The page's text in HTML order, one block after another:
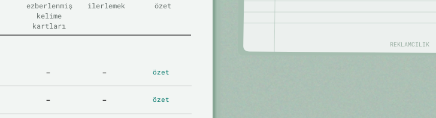
ezberlenmiş
kelime
kartları
ilerlemek özet
- - özet
- - özet
REKLAMCILIK